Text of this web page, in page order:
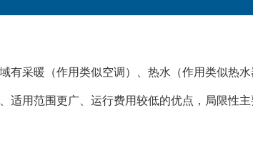
有采暖（作用类似空调）、热水（作用类似热
适用范围更广、运行费用较低的优点，局限性